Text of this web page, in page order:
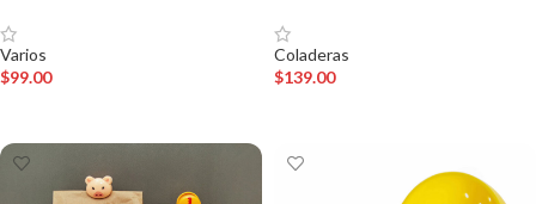
Varios
$99.00
Coladeras
$139.00